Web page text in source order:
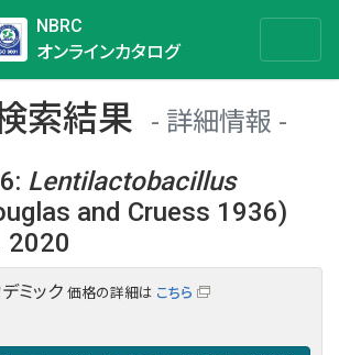
NBRC
オンラインカタログ
索結果
詳細情報
: Lentilactobacillus
and Cruess 1936)
2020
や関連データは以下のバナー(DBRP)か
ミック 価格の詳細は こちら